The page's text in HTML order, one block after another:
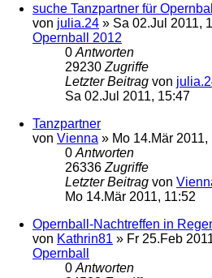
suche Tanzpartner für
von julia.24 » Sa 02.Jul 2011,
Opernball 2012
0 Antworten
29230 Zugriffe
Letzter Beitrag von
Sa 02.Jul 2011, 15:47
Tanzpartner
von Vienna » Mo 14.Mär 2011,
0 Antworten
26336 Zugriffe
Letzter Beitrag von
Mo 14.Mär 2011, 11:52
Opernball-Nachtreffen in
von Kathrin81 » Fr 25.Feb
Opernball
0 Antworten